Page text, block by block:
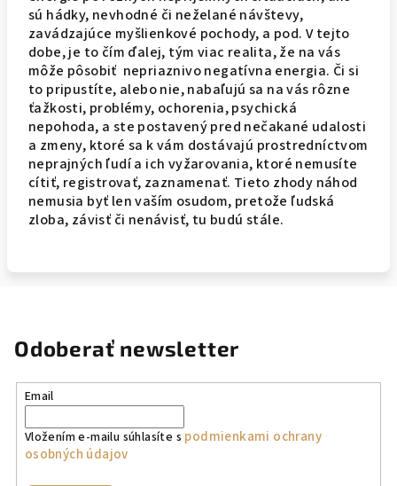
sú hádky, nevhodné či neželané návštevy,
zavádzajúce myšlienkové pochody, a pod. V tejto
dobe, je to čím ďalej, tým viac realita, že na vás
môže pôsobiť nepriaznivo negatívna energia. Či si
to pripustíte, alebo nie, nabaľujú sa na vás rôzne
ťažkosti, problémy, ochorenia, psychická
nepohoda, a ste postavený pred nečakané udalosti
a zmeny, ktoré sa k vám dostávajú prostredníctvom
neprajných ľudí a ich vyžarovania, ktoré nemusíte
cítiť, registrovať, zaznamenať. Tieto zhody náhod
nemusia byť len vaším osudom, pretože ľudská
zloba, závisť či nenávisť, tu budú stále.
Odoberať newsletter
Email
Vložením e-mailu súhlasíte s podmienkami ochrany
osobných údajov